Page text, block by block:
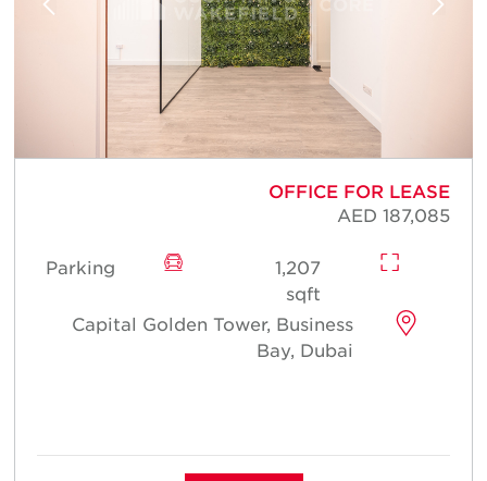
OFFICE FOR LEASE
AED 187,085
1,207
sqft
Parking
Capital Golden Tower, Business
Bay, Dubai